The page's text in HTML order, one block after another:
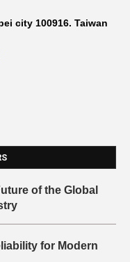
city 100916. Taiwan
of the Global
for Modern